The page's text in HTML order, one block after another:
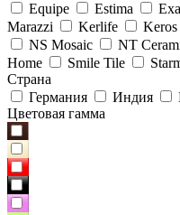
Equipe
Estima
Marazzi
Kerlife Keros
NS Mosaic
NT
Home
Smile Tile
Страна
Германия
Индия
Цветовая гамма